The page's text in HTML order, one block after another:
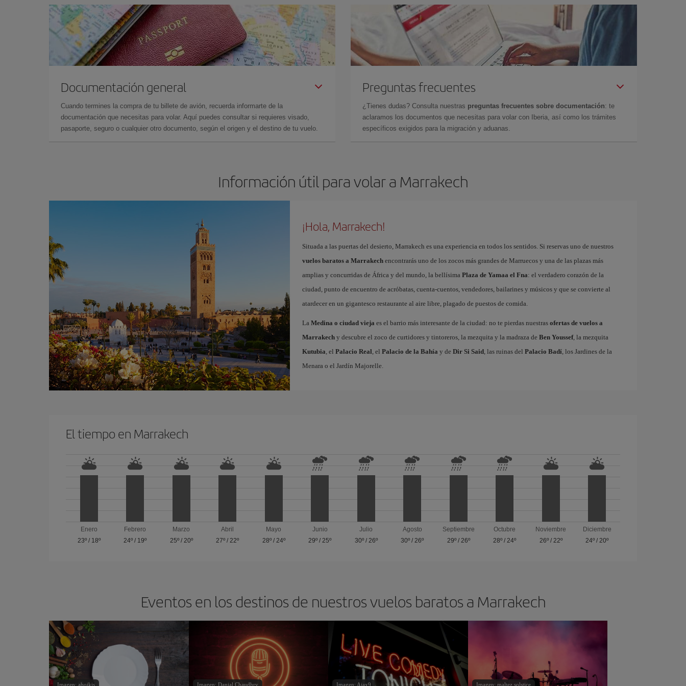
Documentación general
Cuando termines la compra de tu billete de avión, recuerda informarte de la
documentación que necesitas para volar. Aquí puedes consultar si requieres visado,
pasaporte, seguro o cualquier otro documento, según el origen y el destino de tu vuelo.
Preguntas frecuentes
¿Tienes dudas? Consulta nuestras preguntas frecuentes sobre documentación: te
aclaramos los documentos que necesitas para volar con Iberia, así como los trámites
específicos exigidos para la migración y aduanas.
Información útil para volar a Marrakech
¡Hola, Marrakech!
Situada a las puertas del desierto, Marrakech es una experiencia en todos los sentidos. Si reservas uno de nuestros
vuelos baratos a Marrakechencontrarás uno de los zocos más grandes de Marruecos y una de las plazas más
amplias y concurridas de África y del mundo, la bellísima Plaza de Yamaa el Fna: el verdadero corazón de la
ciudad, punto de encuentro de acróbatas, cuenta-cuentos, vendedores, bailarines y músicos y que se convierte al
atardecer en un gigantesco restaurante al aire libre, plagado de puestos de comida.
La Medina o ciudad vieja es el barrio más interesante de la ciudad: no te pierdas nuestras ofertas de vuelos a
Marrakechy descubre el zoco de curtidores y tintoreros, la mezquita y la madraza de Ben Youssef, la mezquita
Kutubia, el Palacio Real, el Palacio de la Bahía y de Dir Si Said, las ruinas del Palacio Badí, los Jardines de la
Menara o el Jardín Majorelle.
El tiempo en Marrakech
Enero
23º/ 18º
Febrero
24º / 19º
Marzo
25º/ 20º
Abril
27º /22º
Mayo
28º/ 24º
Junio
29º /25º
Julio
30º/ 26º
Agosto
30º /26º
Septiembre
29º/ 26º
Octubre
28º /24º
Noviembre
26º/ 22º
Diciembre
24º /20º
Eventos en los destinos de nuestros vuelos baratos a Marrakech
Imagen: aboikis Imagen: Danial Chaudhry Imagen: Ajax9 Imagen: maltez solstice